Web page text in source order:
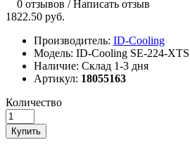
0 отзывов /Написать отзыв
1822.50 руб.
Производитель: ID-Cooling
Модель: ID-Cooling SE-224-XTS
Наличие: Склад 1-3 дня
Артикул: 18055163
Количество
Купить